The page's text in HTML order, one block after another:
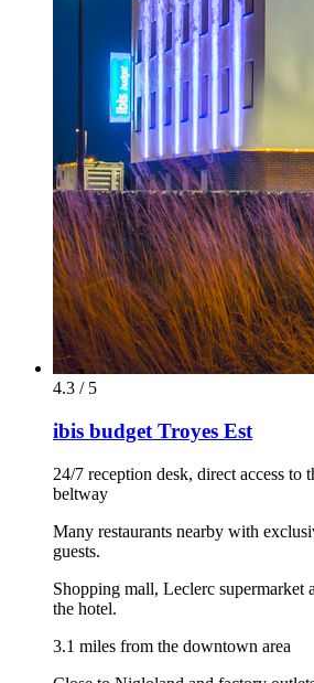
4.3 / 5
ibis budget Troyes Est
24/7 reception desk, direct access to
beltway
Many restaurants nearby with
guests.
Shopping mall, Leclerc supermarket
the hotel.
3.1 miles from the downtown area